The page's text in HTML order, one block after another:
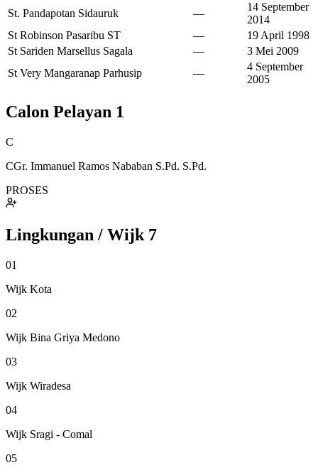
St. Pandapotan Sidauruk
—
14 September
2014
St Robinson Pasaribu ST
—
19 April 1998
St Sariden Marsellus Sagala
—
3 Mei 2009
St Very Mangaranap Parhusip
—
4 September
2005
Calon Pelayan 1
C
CGr. Immanuel Ramos Nababan S.Pd. S.Pd.
PROSES
Lingkungan / Wijk 7
01
Wijk Kota
02
Wijk Bina Griya Medono
03
Wijk Wiradesa
04
Wijk Sragi - Comal
05